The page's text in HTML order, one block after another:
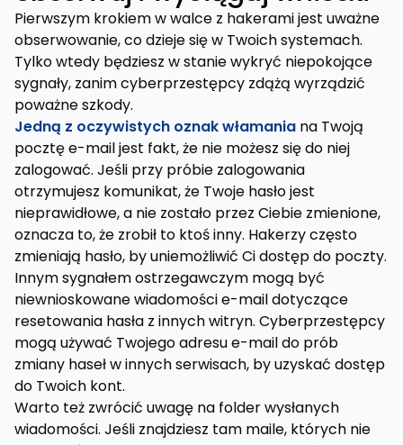
Pierwszym krokiem w walce z hakerami jest uważne
obserwowanie, co dzieje się w Twoich systemach.
Tylko wtedy będziesz w stanie wykryć niepokojące
sygnały, zanim cyberprzestępcy zdążą wyrządzić
poważne szkody.
Jedną z oczywistych oznak włamania na Twoją
pocztę e-mail jest fakt, że nie możesz się do niej
zalogować. Jeśli przy próbie zalogowania
otrzymujesz komunikat, że Twoje hasło jest
nieprawidłowe, a nie zostało przez Ciebie zmienione,
oznacza to, że zrobił to ktoś inny. Hakerzy często
zmieniają hasło, by uniemożliwić Ci dostęp do poczty.
Innym sygnałem ostrzegawczym mogą być
niewnioskowane wiadomości e-mail dotyczące
resetowania hasła z innych witryn. Cyberprzestępcy
mogą używać Twojego adresu e-mail do prób
zmiany haseł w innych serwisach, by uzyskać dostęp
do Twoich kont.
Warto też zwrócić uwagę na folder wysłanych
wiadomości. Jeśli znajdziesz tam maile, których nie